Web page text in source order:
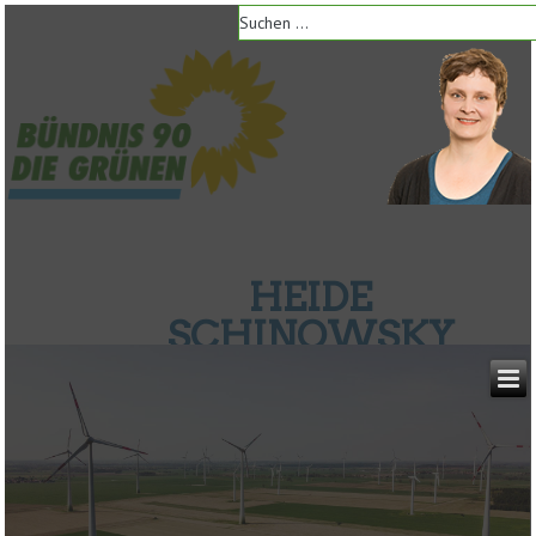
HEIDE
SCHINOWSKY